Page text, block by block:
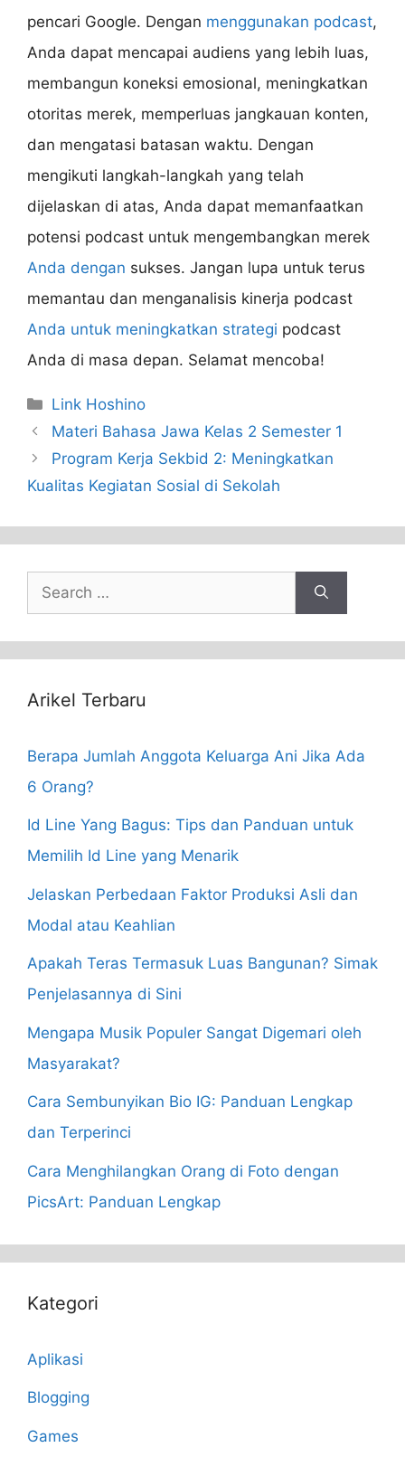
pencari Google. Dengan menggunakan podcast,
Anda dapat mencapai audiens yang lebih luas,
membangun koneksi emosional, meningkatkan
otoritas merek, memperluas jangkauan konten,
dan mengatasi batasan waktu. Dengan
mengikuti langkah-langkah yang telah
dijelaskan di atas, Anda dapat memanfaatkan
potensi podcast untuk mengembangkan merek
Anda dengan sukses. Jangan lupa untuk terus
memantau dan menganalisis kinerja podcast
Anda untuk meningkatkan strategi podcast
Anda di masa depan. Selamat mencoba!
Categories
Link Hoshino
Materi Bahasa Jawa Kelas 2 Semester 1
Program Kerja Sekbid 2: Meningkatkan
Kualitas Kegiatan Sosial di Sekolah
Search
for:
Arikel Terbaru
Berapa Jumlah Anggota Keluarga Ani Jika Ada
6 Orang?
Id Line Yang Bagus: Tips dan Panduan untuk
Memilih Id Line yang Menarik
Jelaskan Perbedaan Faktor Produksi Asli dan
Modal atau Keahlian
Apakah Teras Termasuk Luas Bangunan? Simak
Penjelasannya di Sini
Mengapa Musik Populer Sangat Digemari oleh
Masyarakat?
Cara Sembunyikan Bio IG: Panduan Lengkap
dan Terperinci
Cara Menghilangkan Orang di Foto dengan
PicsArt: Panduan Lengkap
Kategori
Aplikasi
Blogging
Games